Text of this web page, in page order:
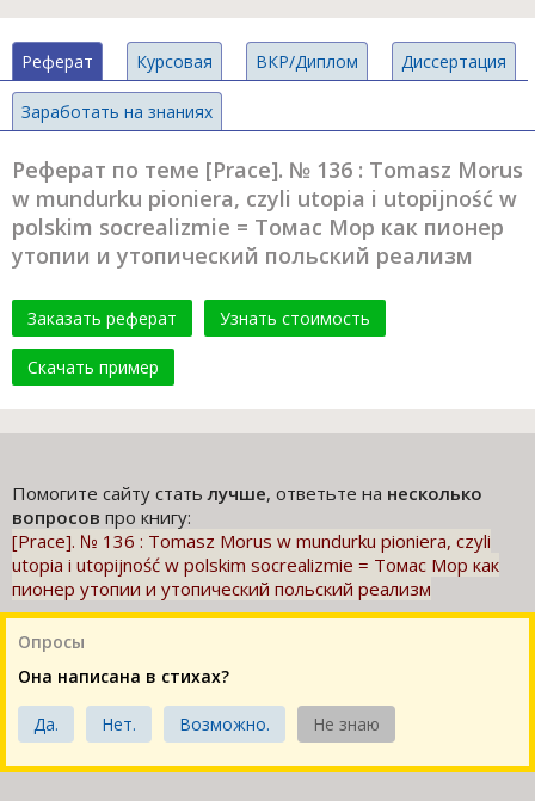
Реферат Курсовая ВКР/Диплом Диссертация
Заработать на знаниях
Реферат по теме [Prace]. № 136 : Tomasz Morus
w mundurku pioniera, czyli utopia i utopijność w
polskim socrealizmie = Томас Мор как пионер
утопии и утопический польский реализм
Заказать реферат Узнать стоимость
Скачать пример
Помогите сайту статьлучше, ответьте на несколько
вопросов про книгу:
[Prace]. № 136 : Tomasz Morus w mundurku pioniera, czyli
utopia i utopijność w polskim socrealizmie = Томас Мор как
пионер утопии и утопический польский реализм
Опросы
Она написана в стихах?
Да. Нет. Возможно. Не знаю